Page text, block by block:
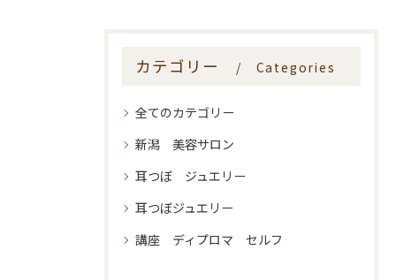
カテゴリー Categories
全てのカテゴリー
新潟 美容サロン
耳つぼ ジュエリー
耳つぼジュエリー
講座 ディプロマ セルフ